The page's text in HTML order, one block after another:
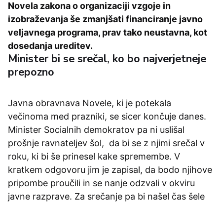
Novela zakona o organizaciji vzgoje in
izobraževanja še zmanjšati financiranje javno
veljavnega programa, prav tako neustavna, kot
dosedanja ureditev.
Minister bi se srečal, ko bo najverjetneje
prepozno
Javna obravnava Novele, ki je potekala
večinoma med prazniki, se sicer končuje danes.
Minister Socialnih demokratov pa ni uslišal
prošnje ravnateljev šol, da bi se z njimi srečal v
roku, ki bi še prinesel kake spremembe. V
kratkem odgovoru jim je zapisal, da bodo njihove
pripombe proučili in se nanje odzvali v okviru
javne razprave. Za srečanje pa bi našel čas šele